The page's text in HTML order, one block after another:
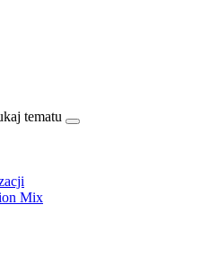
tematu
Mix